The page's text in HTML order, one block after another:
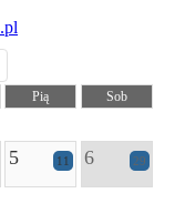
Pią
Sob
5 11 6 29